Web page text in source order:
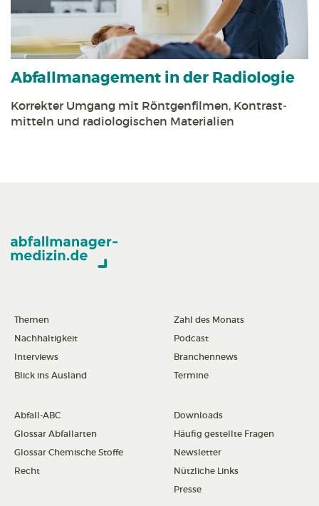
Abfall­management in der Radiologie
Korrekter Umgang mit Röntgen­filmen, Kontrast­
mitteln und radiologischen Materialien
Themen
Nachhaltigkeit
Interviews
Blick ins Ausland
Zahl des Monats
Podcast
Branchennews
Termine
Abfall-ABC
Glossar Abfallarten
Glossar Chemische Stoffe
Recht
Downloads
Häufig gestellte Fragen
Newsletter
Nützliche Links
Presse